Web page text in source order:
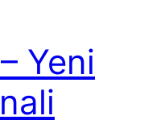
Yeni